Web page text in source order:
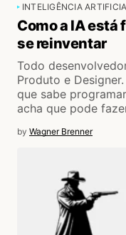
INTELIGÊNCIA
Como a IA
se reinventar
Todo
Produto e
que sabe
acha que pode
by Wagner Brenner